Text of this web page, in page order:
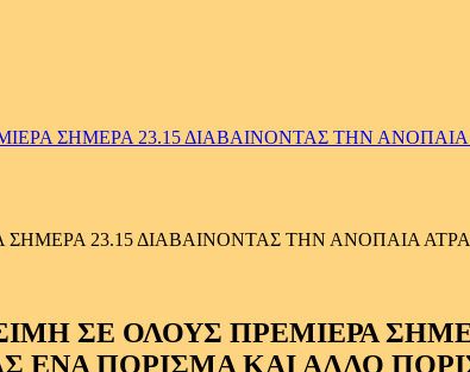
ΣΗΜΕΡΑ 23.15 ΔΙΑΒΑΙΝΟΝΤΑΣ ΤΗΝ ΑΝΟΠΑΙΑ
23.15 ΔΙΑΒΑΙΝΟΝΤΑΣ ΤΗΝ ΑΝΟΠΑΙΑ